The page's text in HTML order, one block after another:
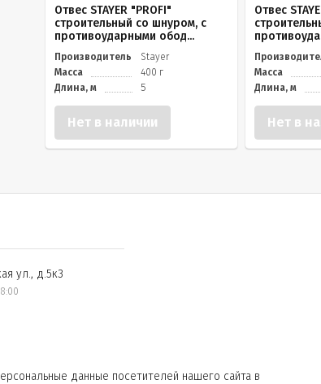
Отвес STAYER "PROFI"
строительный со шнуром, с
противоударными обод...
Производитель
Stayer
Масса
400 г
Длина, м
5
Нет в наличии
Отвес
Масса
Длина, м
Нет в
ул., д.5к3
данные посетителей нашего сайта в